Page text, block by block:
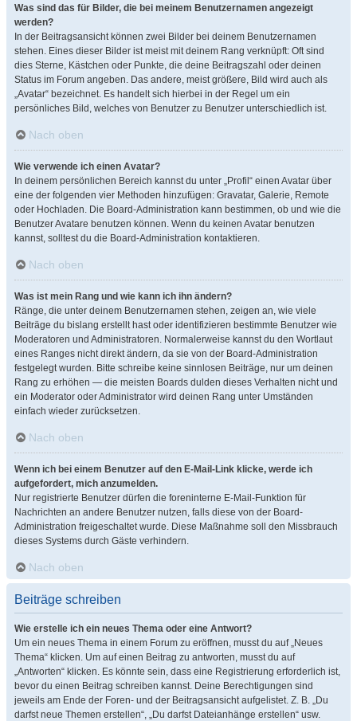
Was sind das für Bilder, die bei meinem Benutzernamen angezeigt
werden?
In der Beitragsansicht können zwei Bilder bei deinem Benutzernamen
stehen. Eines dieser Bilder ist meist mit deinem Rang verknüpft: Oft sind
dies Sterne, Kästchen oder Punkte, die deine Beitragszahl oder deinen
Status im Forum angeben. Das andere, meist größere, Bild wird auch als
„Avatar“ bezeichnet. Es handelt sich hierbei in der Regel um ein
persönliches Bild, welches von Benutzer zu Benutzer unterschiedlich ist.
Nach oben
Wie verwende ich einen Avatar?
In deinem persönlichen Bereich kannst du unter „Profil“ einen Avatar über
eine der folgenden vier Methoden hinzufügen: Gravatar, Galerie, Remote
oder Hochladen. Die Board-Administration kann bestimmen, ob und wie die
Benutzer Avatare benutzen können. Wenn du keinen Avatar benutzen
kannst, solltest du die Board-Administration kontaktieren.
Nach oben
Was ist mein Rang und wie kann ich ihn ändern?
Ränge, die unter deinem Benutzernamen stehen, zeigen an, wie viele
Beiträge du bislang erstellt hast oder identifizieren bestimmte Benutzer wie
Moderatoren und Administratoren. Normalerweise kannst du den Wortlaut
eines Ranges nicht direkt ändern, da sie von der Board-Administration
festgelegt wurden. Bitte schreibe keine sinnlosen Beiträge, nur um deinen
Rang zu erhöhen — die meisten Boards dulden dieses Verhalten nicht und
ein Moderator oder Administrator wird deinen Rang unter Umständen
einfach wieder zurücksetzen.
Nach oben
Wenn ich bei einem Benutzer auf den E-Mail-Link klicke, werde ich
aufgefordert, mich anzumelden.
Nur registrierte Benutzer dürfen die foreninterne E-Mail-Funktion für
Nachrichten an andere Benutzer nutzen, falls diese von der Board-
Administration freigeschaltet wurde. Diese Maßnahme soll den Missbrauch
dieses Systems durch Gäste verhindern.
Nach oben
Beiträge schreiben
Wie erstelle ich ein neues Thema oder eine Antwort?
Um ein neues Thema in einem Forum zu eröffnen, musst du auf „Neues
Thema“ klicken. Um auf einen Beitrag zu antworten, musst du auf
„Antworten“ klicken. Es könnte sein, dass eine Registrierung erforderlich ist,
bevor du einen Beitrag schreiben kannst. Deine Berechtigungen sind
jeweils am Ende der Foren- und der Beitragsansicht aufgelistet. Z. B. „Du
darfst neue Themen erstellen“, „Du darfst Dateianhänge erstellen“ usw.